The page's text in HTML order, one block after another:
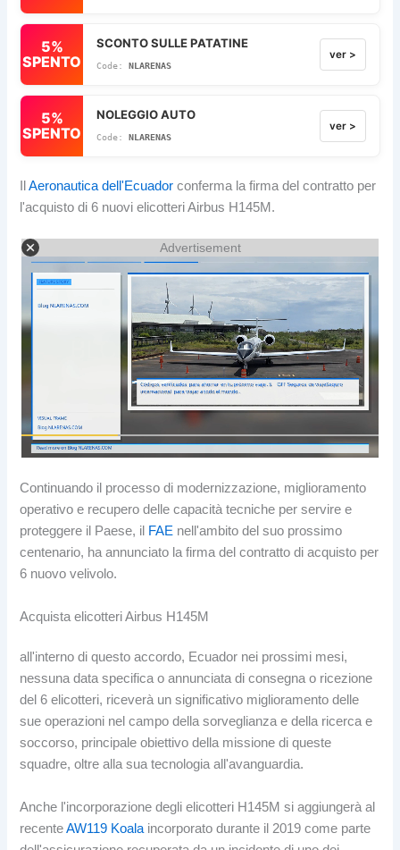
5%
SPENTO
SCONTO SULLE PATATINE
NLARENAS
ver >
5%
SPENTO
NOLEGGIO AUTO
NLARENAS
ver >
IlAeronautica dell'Ecuador conferma la firma del contratto per
l'acquisto di 6 nuovi elicotteri Airbus H145M.
Advertisement
Continuando il processo di modernizzazione, miglioramento
operativo e recupero delle capacità tecniche per servire e
proteggere il Paese, il FAE nell'ambito del suo prossimo
centenario, ha annunciato la firma del contratto di acquisto per
6 nuovo velivolo.
Acquista elicotteri Airbus H145M
all'interno di questo accordo, Ecuador nei prossimi mesi,
nessuna data specifica o annunciata di consegna o ricezione
del 6 elicotteri, riceverà un significativo miglioramento delle
sue operazioni nel campo della sorveglianza e della ricerca e
soccorso, principale obiettivo della missione di queste
squadre, oltre alla sua tecnologia all'avanguardia.
Anche l'incorporazione degli elicotteri H145M si aggiungerà al
recenteAW119 Koala incorporato durante il 2019 come parte